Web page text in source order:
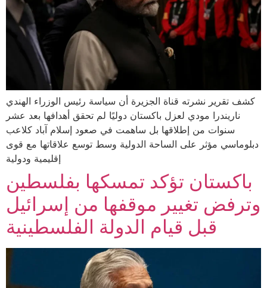
كشف تقرير نشرته قناة الجزيرة أن سياسة رئيس الوزراء الهندي
ناريندرا مودي لعزل باكستان دوليًا لم تحقق أهدافها بعد عشر
سنوات من إطلاقها بل ساهمت في صعود إسلام آباد كلاعب
دبلوماسي مؤثر على الساحة الدولية وسط توسع علاقاتها مع قوى
إقليمية ودولية
باكستان تؤكد تمسكها بفلسطين
وترفض تغيير موقفها من إسرائيل
قبل قيام الدولة الفلسطينية